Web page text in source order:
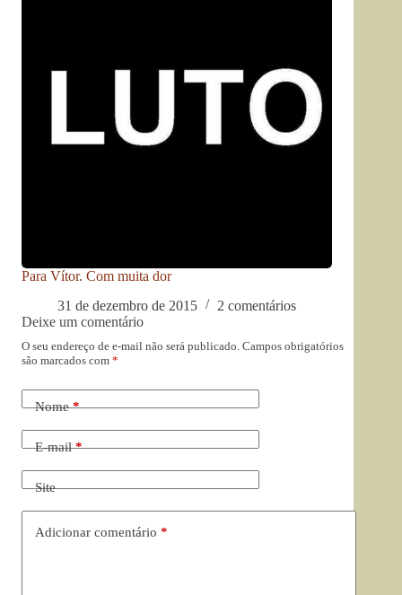
Para Vítor. Com muita dor
31 de dezembro de 2015
2 comentários
Deixe um comentário
O seu endereço de e-mail não será publicado. Campos obrigatórios
são marcados com *
Nome*
E-mail*
Site
Adicionar comentário *